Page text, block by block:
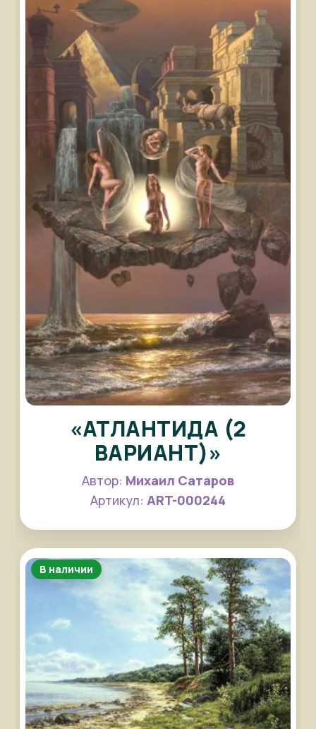
«АТЛАНТИДА (2
ВАРИАНТ)»
Автор: Михаил Сатаров
Артикул: ART-000244
В наличии